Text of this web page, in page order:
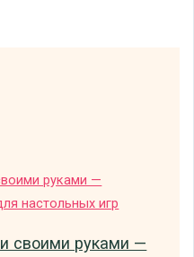
своими руками —